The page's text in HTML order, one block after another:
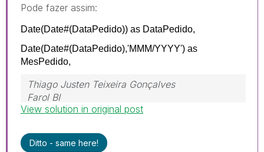
Pode fazer assim:
Date(Date#(DataPedido)) as DataPedido,
Date(Date#(DataPedido),'MMM/YYYY') as
MesPedido,
Thiago Justen Teixeira Gonçalves
Farol BI
WhatsApp: 24 98152-1675
View solution in original post
Ditto - same here!